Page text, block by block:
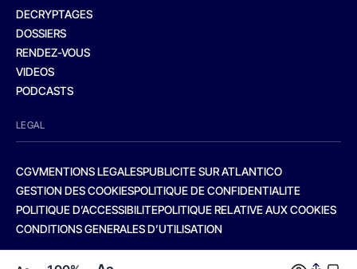
DECRYPTAGES
DOSSIERS
RENDEZ-VOUS
VIDEOS
PODCASTS
LEGAL
CGVMENTIONS LEGALESPUBLICITE SUR ATLANTICO
GESTION DES COOKIESPOLITIQUE DE CONFIDENTIALITE
POLITIQUE D’ACCESSIBILITEPOLITIQUE RELATIVE AUX COOKIES
CONDITIONS GENERALES D’UTILISATION